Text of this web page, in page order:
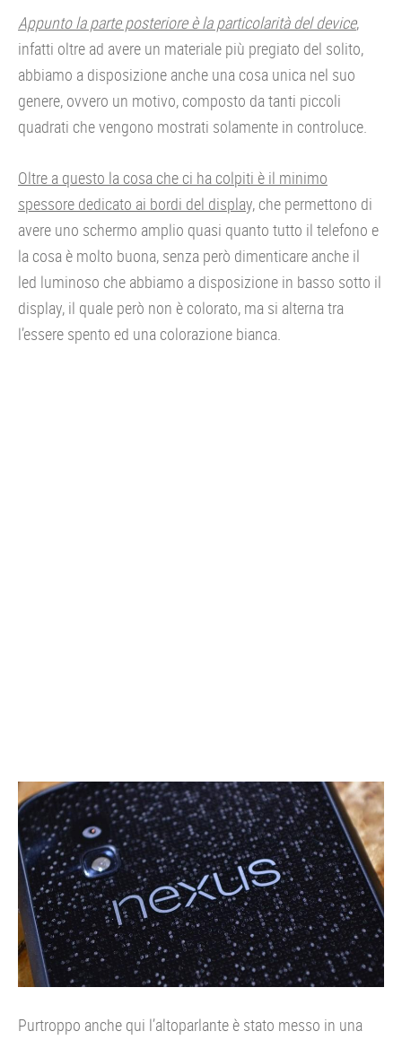
Appunto la parte posteriore è la particolarità del device,
infatti oltre ad avere un materiale più pregiato del solito,
abbiamo a disposizione anche una cosa unica nel suo
genere, ovvero un motivo, composto da tanti piccoli
quadrati che vengono mostrati solamente in controluce.
Oltre a questo la cosa che ci ha colpiti è il minimo
spessore dedicato ai bordi del display, che permettono di
avere uno schermo amplio quasi quanto tutto il telefono e
la cosa è molto buona, senza però dimenticare anche il
led luminoso che abbiamo a disposizione in basso sotto il
display, il quale però non è colorato, ma si alterna tra
l’essere spento ed una colorazione bianca.
Purtroppo anche qui l’altoparlante è stato messo in una